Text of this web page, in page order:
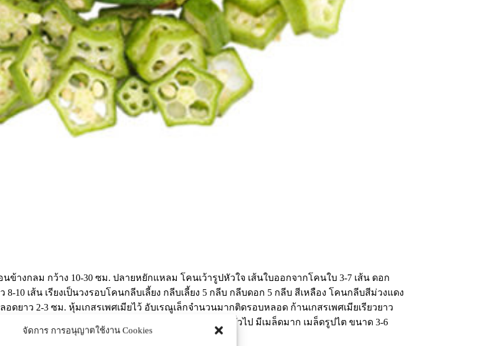
จัดการ การอนุญาตใช้งาน Cookies
ข้างกลม กว้าง 10-30 ซม. ปลายหยักแหลม โคนเว้ารูปหัวใจ เส้นใบออกจากโคนใบ 3-7 เส้น ดอก
8-10 เส้น เรียงเป็นวงรอบโคนกลีบเลี้ยง กลีบเลี้ยง 5 กลีบ กลีบดอก 5 กลีบ สีเหลือง โคนกลีบสีม่วงแดง
าว 2-3 ซม. หุ้มเกสรเพศเมียไว้ อับเรณูเล็กจำนวนมากติดรอบหลอด ก้านเกสรเพศเมียเรียวยาว
ากหลอดดอก ผลเป็นฝักห้าเหลี่ยม ปลายเรียวแหลม มีขนทั่วไป มีเมล็ดมาก เมล็ดรูปไต ขนาด 3-6